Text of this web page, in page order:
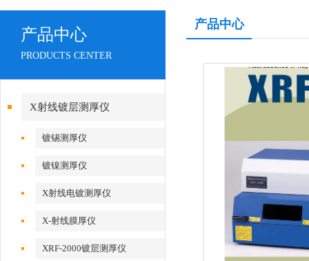
产品中心
PRODUCTS CENTER
X射线镀层测厚仪
镀锡测厚仪
镀镍测厚仪
X射线电镀测厚仪
X-射线膜厚仪
XRF-2000镀层测厚仪
产品中心